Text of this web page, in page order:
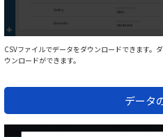
CSVファイルでデータをダウンロードできます。
ウンロードができます。
データ